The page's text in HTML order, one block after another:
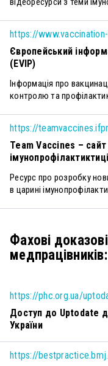
Європейський
(EVIP)
Інформація про
контролю та
https://
Team Vaccines – сайт
імунопрофілактиктиці
Ресурс про розробку
в царині
Фахові
медпрацівників:
https://phc.org.ua/
Доступ до Uptodate
України
https://